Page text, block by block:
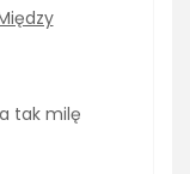
tak milę